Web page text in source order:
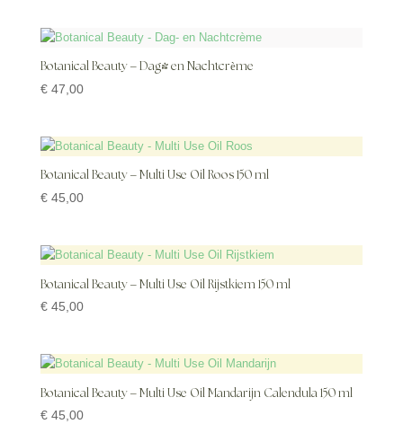
Botanical Beauty – Dag- en Nachtcrème
€47,00
Botanical Beauty – Multi Use Oil Roos 150 ml
€45,00
Botanical Beauty – Multi Use Oil Rijstkiem 150 ml
€45,00
Botanical Beauty – Multi Use Oil Mandarijn Calendula 150 ml
€45,00